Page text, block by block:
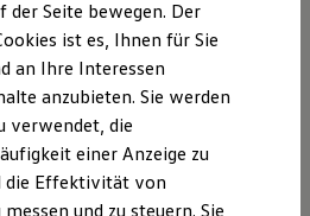
6
Versionen und Updates
zu Ihrem ID.
§34d Abs. 3 GewO
zu Detmold
2
(
der Seite bewegen. Der
ist es, Ihnen für Sie
an Ihre Interessen
anzubieten. Sie werden
verwendet, die
einer Anzeige zu
die Effektivität von
und zu steuern. Sie